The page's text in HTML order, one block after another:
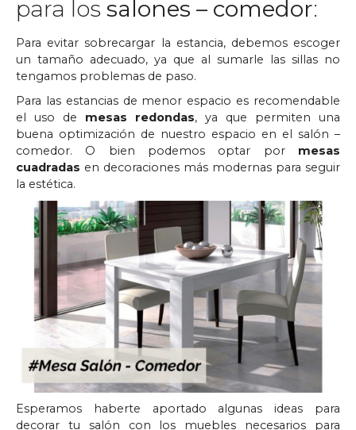
para los salones – comedor:
Para evitar sobrecargar la estancia, debemos escoger
un tamaño adecuado, ya que al sumarle las sillas no
tengamos problemas de paso.
Para las estancias de menor espacio es recomendable
el uso de mesas redondas, ya que permiten una
buena optimización de nuestro espacio en el salón –
comedor. O bien podemos optar por mesas
cuadradas en decoraciones más modernas para seguir
la estética.
Esperamos haberte aportado algunas ideas para
decorar tu salón con los muebles necesarios para